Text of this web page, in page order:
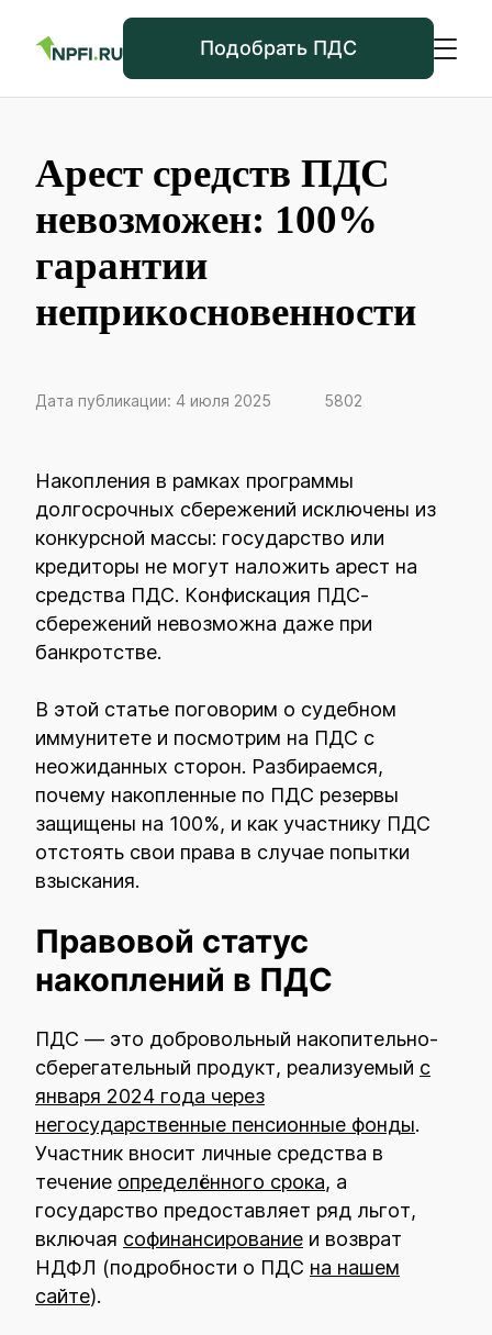
Подобрать ПДС
Арест средств ПДС
невозможен: 100%
гарантии
неприкосновенности
Дата публикации: 4 июля 2025 5802
Накопления в рамках программы
долгосрочных сбережений исключены из
конкурсной массы: государство или
кредиторы не могут наложить арест на
средства ПДС. Конфискация ПДС-
сбережений невозможна даже при
банкротстве.
В этой статье поговорим о судебном
иммунитете и посмотрим на ПДС с
неожиданных сторон. Разбираемся,
почему накопленные по ПДС резервы
защищены на 100%, и как участнику ПДС
отстоять свои права в случае попытки
взыскания.
Правовой статус
накоплений в ПДС
ПДС — это добровольный накопительно-
сберегательный продукт, реализуемый с
января 2024 года через
негосударственные пенсионные фонды.
Участник вносит личные средства в
течение определённого срока, а
государство предоставляет ряд льгот,
включая софинансирование и возврат
НДФЛ (подробности о ПДС на нашем
сайте).